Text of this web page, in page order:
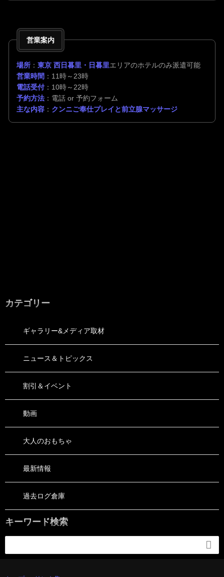
営業案内
場所 ： 東京 西日暮里・日暮里エリアのホテルのみ派遣可能
営業時間 ：11時～23時
電話受付：10時～22時
予約方法 ：電話 or 予約フォーム
主な内容 ： クンニご奉仕プレイと前立腺マッサージ
カテゴリー
ギャラリー&メディア取材
ニュース＆トピックス
割引＆イベント
動画
大人のおもちゃ
最新情報
過去ログ倉庫
キーワード検索
